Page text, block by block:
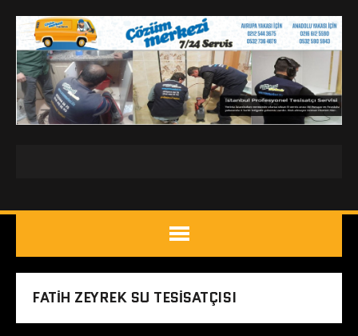
FATIH ZEYREK SU TESISATÇISI